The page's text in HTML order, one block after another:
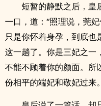
短暂的静默之后，皇
一口，道：“照理说，莞
只是你怀着身孕，到底也
这一趟了。你是三妃之一
不能不顾着你的颜面。所
份相平的端妃和敬妃过来